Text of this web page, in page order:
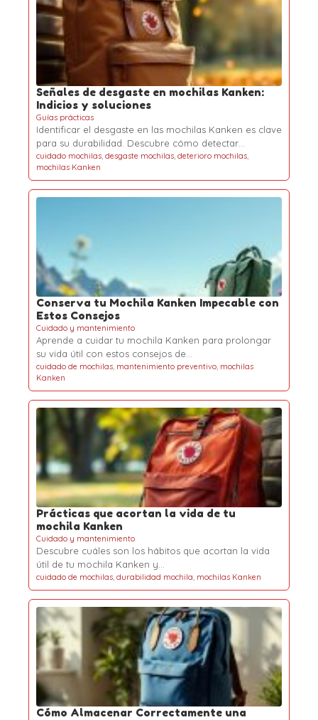
Señales de desgaste en mochilas Kanken:
Indicios y soluciones
Guías prácticas
Identificar el desgaste en las mochilas Kanken es clave
para su durabilidad. Descubre cómo detectar…
cuidado mochilas, desgaste mochilas, deterioro mochilas,
mochilas Kanken
Conserva tu Mochila Kanken Impecable con
Estos Consejos
Cuidado y mantenimiento
Aprende a cuidar tu mochila Kanken para prolongar
su vida útil con estos consejos de…
cuidado de mochilas, mantenimiento preventivo, mochilas
Kanken
Prácticas que acortan la vida de tu
mochila Kanken
Cuidado y mantenimiento
Descubre cuáles son los hábitos que acortan la vida
útil de tu mochila Kanken y…
cuidado de mochilas, durabilidad mochila, mochilas Kanken
Cómo Almacenar Correctamente una